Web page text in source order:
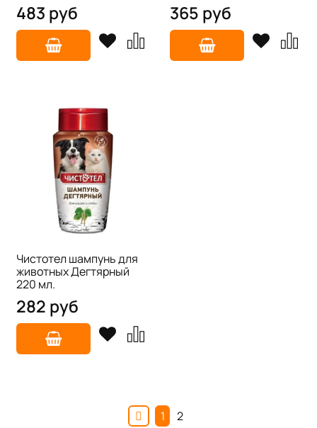
483 руб 365 руб
Чистотел шампунь для
животных Дегтярный
220 мл.
282 руб
1 2